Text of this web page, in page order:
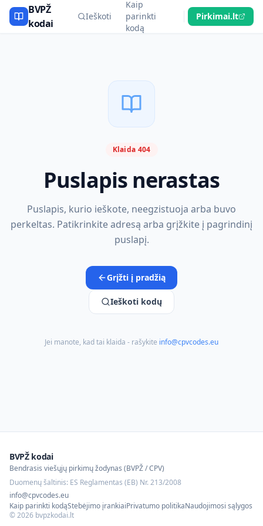
BVPŽ
kodai
Ieškoti
Kaip
parinkti
kodą
Pirkimai.lt
Klaida 404
Puslapis nerastas
Puslapis, kurio ieškote, neegzistuoja arba buvo
perkeltas. Patikrinkite adresą arba grįžkite į pagrindinį
puslapį.
Grįžti į pradžią
Ieškoti kodų
Jei manote, kad tai klaida - rašykite info@cpvcodes.eu
BVPŽ kodai
Bendrasis viešųjų pirkimų žodynas (BVPŽ / CPV)
Duomenų šaltinis: ES Reglamentas (EB) Nr. 213/2008
info@cpvcodes.eu
Kaip parinkti kodąStebėjimo įrankiaiPrivatumo politikaNaudojimosi sąlygos
©2026 bvpzkodai.lt